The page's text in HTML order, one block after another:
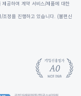
제공하여 계약 서비스/제품에 대한
정을 진행하고 있습니다. (불편신